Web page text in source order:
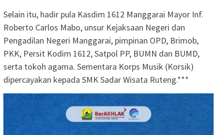
Selain itu, hadir pula Kasdim 1612 Manggarai Mayor Inf.
Roberto Carlos Mabo, unsur Kejaksaan Negeri dan
Pengadilan Negeri Manggarai, pimpinan OPD, Brimob,
PKK, Persit Kodim 1612, Satpol PP, BUMN dan BUMD,
serta tokoh agama. Sementara Korps Musik (Korsik)
dipercayakan kepada SMK Sadar Wisata Ruteng.***